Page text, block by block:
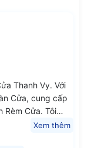
Thanh Vy. Với
Cửa, cung cấp
Rèm Cửa. Tôi
và chất lượng
Bạn.
Xem thêm